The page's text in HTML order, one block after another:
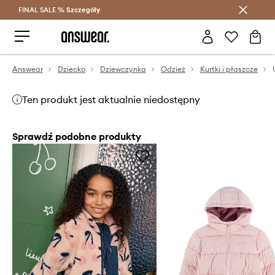
Oszczędzaj z Answear Club >
FINAL SALE % Szczegóły
Answear Dziecko Dziewczynka Odzież Kurtki i płaszcze
Ten produkt jest aktualnie niedostępny
Sprawdź podobne produkty